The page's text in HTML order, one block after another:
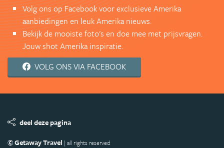
Volg ons op Facebook voor exclusieve Amerika
aanbiedingen en leuk Amerika nieuws.
Bekijk de mooiste foto's en doe mee met prijsvragen.
Jouw shot Amerika inspiratie.
VOLG ONS VIA FACEBOOK
deel deze pagina
© Getaway Travel | all rights reserved